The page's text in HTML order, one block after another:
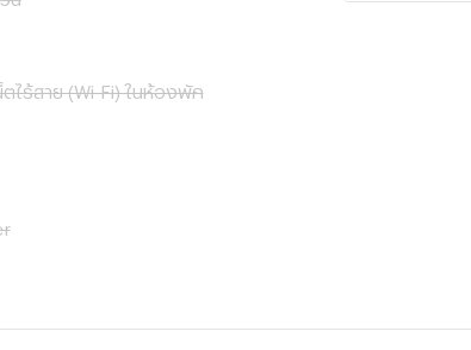
ตไร้สาย (Wi-Fi) ในห้องพัก